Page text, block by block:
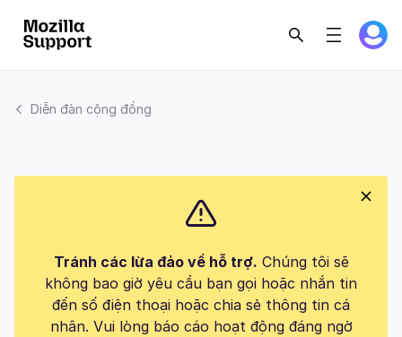
Diễn đàn cộng đồng
Tránh các lừa đảo về hỗ trợ. Chúng tôi sẽ
không bao giờ yêu cầu bạn gọi hoặc nhắn tin
đến số điện thoại hoặc chia sẻ thông tin cá
nhân. Vui lòng báo cáo hoạt động đáng ngờ